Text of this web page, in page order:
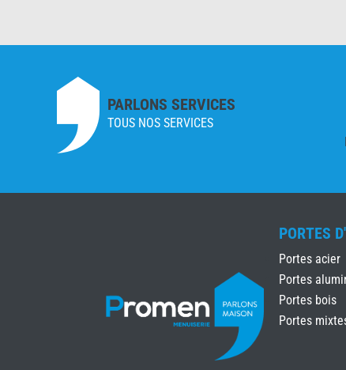
PARLONS SERVICES
TOUS NOS SERVICES
PORTES
Portes acier
Portes
Portes bois
Portes